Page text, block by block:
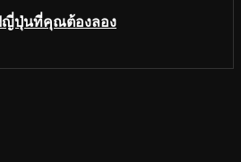
ญี่ปุ่นที่คุณต้องลอง